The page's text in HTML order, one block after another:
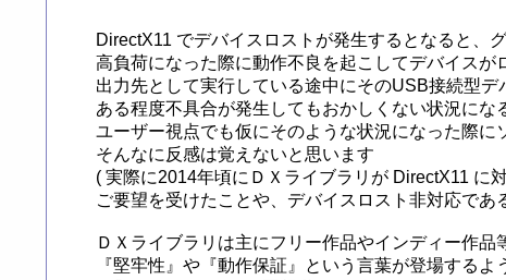
DirectX11 でデバイスロストが発生するとなると、
高負荷になった際に動作不良を起こしてデバイス
出力先として実行している途中にそのUSB接続型
ある程度不具合が発生してもおかしくない状況にな
ユーザー視点でも仮にそのような状況になった際に
そんなに反感は覚えないと思います
( 実際に2014年頃にＤＸライブラリが DirectX11 に
ご要望を受けたことや、デバイスロスト非対応で
ＤＸライブラリは主にフリー作品やインディー作
『堅牢性』や『動作保証』という言葉が登場する